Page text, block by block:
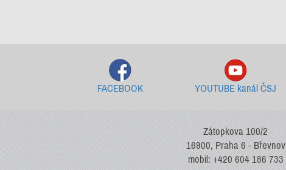
FACEBOOK YOUTUBE kanál ČSJ
Zátopkova 100/2
16900, Praha 6 - Břevnov
mobil: +420 604 186 733